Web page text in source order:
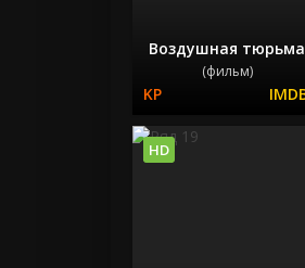
Воздушная тюрьма
(фильм)
HD